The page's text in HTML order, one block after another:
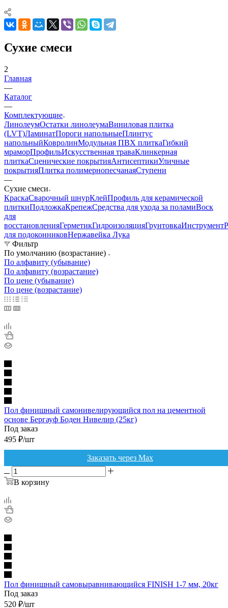
Сухие смеси
2
Главная
—
Каталог
—
Комплектующие
ЛинолеумОстатки линолеумаВиниловая плитка
(LVT)ЛаминатПороги напольныеПлинтус
напольныйКовролинМодульная ПВХ плиткаГибкий
мраморПрофильИскусственная траваКлинкерная
плиткаСценические покрытияАнтисептикиУличные
покрытияПлитка полимернопесчанаяСтупени
—
Сухие смеси
КраскаСварочный шнурКлейПрофиль для керамической
плиткиПодложкаКрепежСредства для ухода за поламиВоск
для
восстановленияГерметикГидроизоляцияГрунтовкаИнструмент
для подоконниковНержавейка Лука
Фильтр
По умолчанию (возрастание)
По алфавиту (убывание)
По алфавиту (возрастание)
По цене (убывание)
По цене (возрастание)
Пол финишный самонивелирующийся пол на цементной
основе Бергауф Боден Нивелир (25кг)
Под заказ
495 ₽/шт
Заказать через Max
В корзину
Пол финишный самовыравнивающийся FINISH 1-7 мм, 20кг
Под заказ
520 ₽/шт